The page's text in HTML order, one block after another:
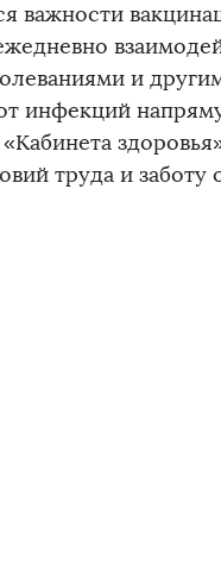
важности
и
инфекций
труда и заботу